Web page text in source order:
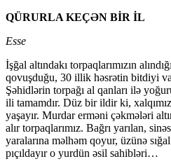
QÜRURLA KEÇƏN BİR İL
Esse
İşğal altındakı torpaqlarımızın
qovuşduğu, 30 illik həsrətin bitdiyi
Şəhidlərin torpağı al qanları ilə
ili tamamdır. Düz bir ildir ki,
yaşayır. Murdar erməni çəkmələri
alır torpaqlarımız. Bağrı yarılan,
yaralarına məlhəm qoyur, üzünə
pıçıldayır o yurdün əsil sahibləri…